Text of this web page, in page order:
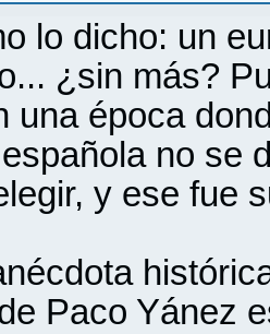
lo dicho: un
¿sin más?
una época
no se
y ese fue
Paco Yánez